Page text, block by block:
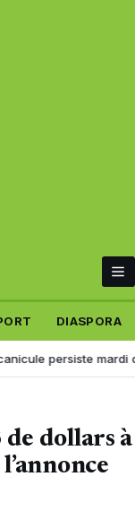
DIASPORA
mardi dans
dollars à